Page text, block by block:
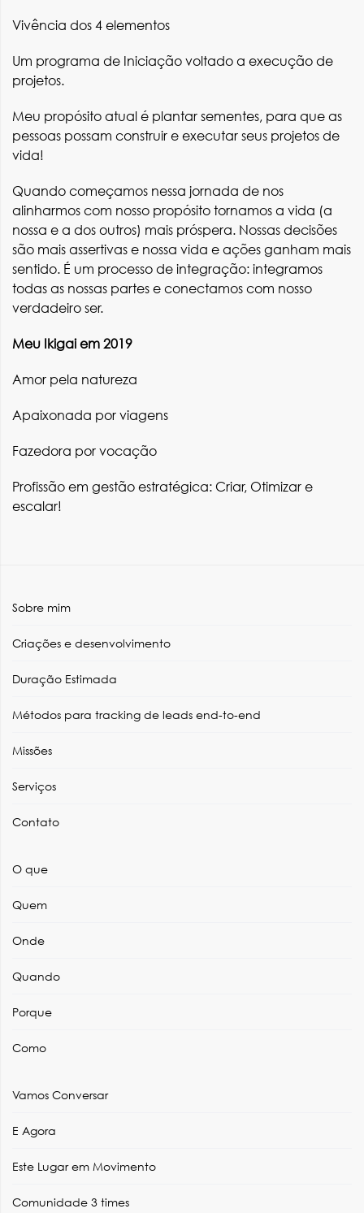
Vivência dos 4 elementos
Um programa de Iniciação voltado a execução de
projetos.
Meu propósito atual é plantar sementes, para que as
pessoas possam construir e executar seus projetos de
vida!
Quando começamos nessa jornada de nos
alinharmos com nosso propósito tornamos a vida (a
nossa e a dos outros) mais próspera. Nossas decisões
são mais assertivas e nossa vida e ações ganham mais
sentido. É um processo de integração: integramos
todas as nossas partes e conectamos com nosso
verdadeiro ser.
Meu Ikigai em 2019
Amor pela natureza
Apaixonada por viagens
Fazedora por vocação
Profissão em gestão estratégica: Criar, Otimizar e
escalar!
Sobre mim
Criações e desenvolvimento
Duração Estimada
Métodos para tracking de leads end-to-end
Missões
Serviços
Contato
O que
Quem
Onde
Quando
Porque
Como
Vamos Conversar
E Agora
Este Lugar em Movimento
Comunidade 3 times